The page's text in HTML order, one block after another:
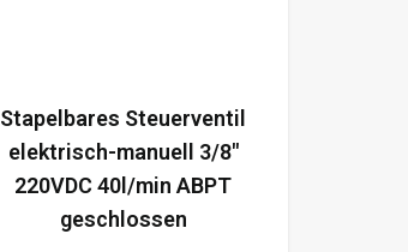
Stapelbares Steuerventil
elektrisch-manuell 3/8"
220VDC 40l/min ABPT
geschlossen